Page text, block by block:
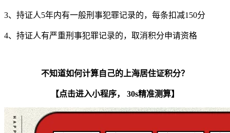
3、持证人5年内有一般刑事犯罪记录的，每条扣减150分
4、持证人有严重刑事犯罪记录的，取消积分申请资格
不知道如何计算自己的上海居住证积分？
【点击进入小程序， 30s精准测算】